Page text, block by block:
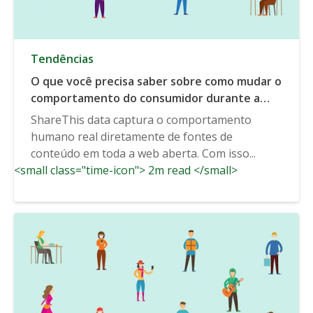
Tendências
O que você precisa saber sobre como mudar o
comportamento do consumidor durante a
COVID-19
ShareThis data captura o comportamento
humano real diretamente de fontes de
conteúdo em toda a web aberta. Com isso...
<small class="time-icon"> 2m read </small>